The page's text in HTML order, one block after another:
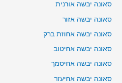
סאונה יבשה אורנית
סאונה יבשה אזור
סאונה יבשה אחוזת ברק
סאונה יבשה אחיטוב
סאונה יבשה אחיסמך
סאונה יבשה אחיעזר